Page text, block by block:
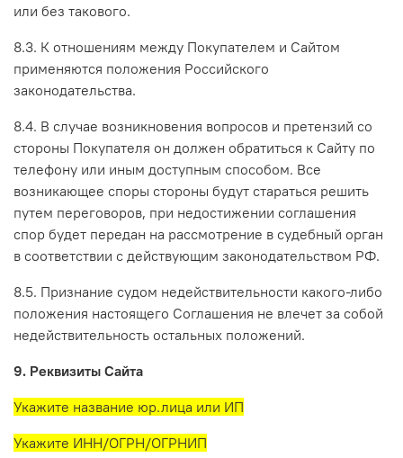
или без такового.
8.3. К отношениям между Покупателем и Сайтом
применяются положения Российского
законодательства.
8.4. В случае возникновения вопросов и претензий со
стороны Покупателя он должен обратиться к Сайту по
телефону или иным доступным способом. Все
возникающее споры стороны будут стараться решить
путем переговоров, при недостижении соглашения
спор будет передан на рассмотрение в судебный орган
в соответствии с действующим законодательством РФ.
8.5. Признание судом недействительности какого-либо
положения настоящего Соглашения не влечет за собой
недействительность остальных положений.
9. Реквизиты Сайта
Укажите название юр.лица или ИП
Укажите ИНН/ОГРН/ОГРНИП